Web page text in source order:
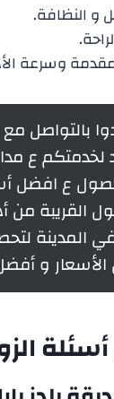
و النظافة.
وسرعة
بالتواصل
لخدمتكم ع
ع افضل
القريبة من
المدينة
و